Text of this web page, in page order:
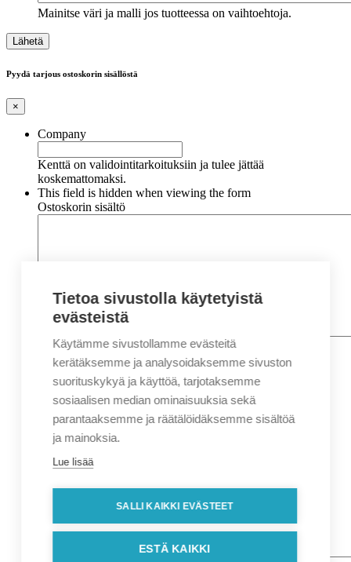
Mainitse väri ja malli jos tuotteessa on vaihtoehtoja.
Pyydä tarjous ostoskorin sisällöstä
×
Company
Kenttä on validointitarkoituksiin ja tulee jättää
koskemattomaksi.
This field is hidden when viewing the form
Ostoskorin sisältö
Nimi*
Etunimi
Sukunimi
Sähköposti*
Puhelin*
Osoitetiedot
Lähiosoite
Postinumero
Tietoa sivustolla käytetyistä
evästeistä
Käytämme sivustollamme evästeitä
kerätäksemme ja analysoidaksemme sivuston
suorituskykyä ja käyttöä, tarjotaksemme
sosiaalisen median ominaisuuksia sekä
parantaaksemme ja räätälöidäksemme sisältöä
ja mainoksia.
Lue lisää
SALLI KAIKKI EVÄSTEET
ESTÄ KAIKKI